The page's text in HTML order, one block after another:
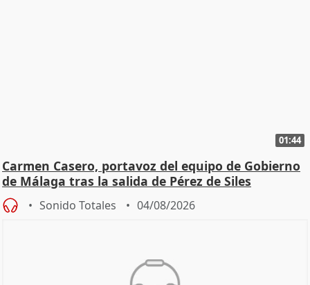
01:44
Carmen Casero, portavoz del equipo de Gobierno
de Málaga tras la salida de Pérez de Siles
Sonido Totales 04/08/2026